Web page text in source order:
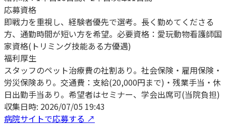
応募資格
即戦力を重視し、経験者優先で選考。長く勤めてくださる
方、通勤時間が短い方を希望。必要資格：愛玩動物看護師国
家資格(トリミング技能ある方優遇)
福利厚生
スタッフのペット治療費の社割あり。社会保険・雇用保険・
労災保険あり。交通費：支給(20,000円まで)・残業手当・休
日出勤手当あり。希望者はセミナー、学会出席可(当院負担)
収集日時: 2026/07/05 19:43
病院サイトで応募する ↗